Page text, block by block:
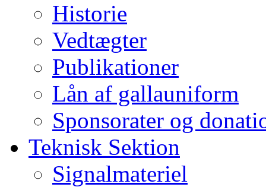
Historie
Vedtægter
Publikationer
Lån af gallauniform
Sponsorater og
Teknisk Sektion
Signalmateriel